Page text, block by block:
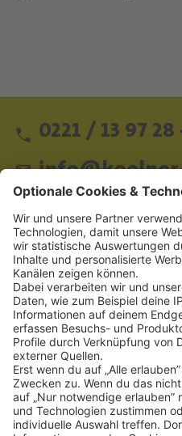
0221 / 13 97 28
Schnellzugriff
ZAHLUNGSMETHODEN
SOCIAL
NEWSLETTER
BESUCHEN SIE UNS